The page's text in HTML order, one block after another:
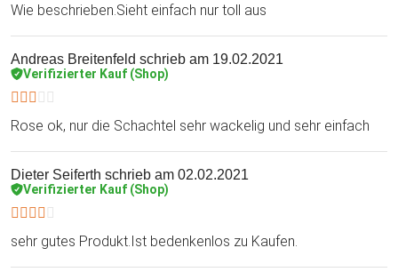
Wie beschrieben.Sieht einfach nur toll aus
Andreas Breitenfeld schrieb am 19.02.2021
Verifizierter Kauf (Shop)
Rose ok, nur die Schachtel sehr wackelig und sehr einfach
Dieter Seiferth schrieb am 02.02.2021
Verifizierter Kauf (Shop)
sehr gutes Produkt.Ist bedenkenlos zu Kaufen.